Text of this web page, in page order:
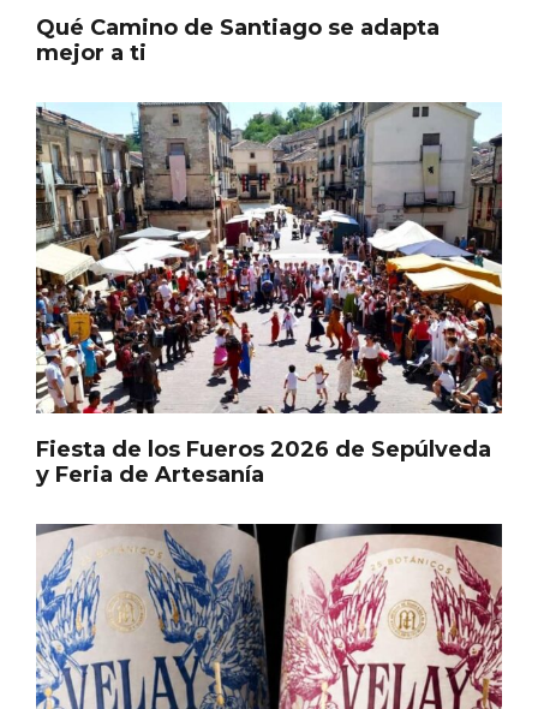
Qué Camino de Santiago se adapta
mejor a ti
Fiesta de los Fueros 2026 de Sepúlveda
y Feria de Artesanía
Cigales inaugura la musealización de los
arcos de la Iglesia de Santiago Apóstol